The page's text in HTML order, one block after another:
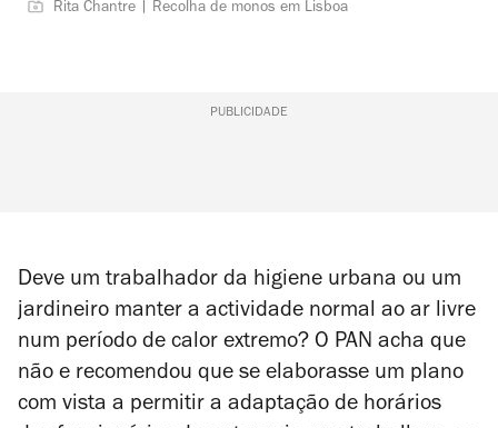
Rita Chantre | Recolha de monos em Lisboa
PUBLICIDADE
Deve um trabalhador da higiene urbana ou um
jardineiro manter a actividade normal ao ar livre
num período de calor extremo? O PAN acha que
não e recomendou que se elaborasse um plano
com vista a permitir a adaptação de horários